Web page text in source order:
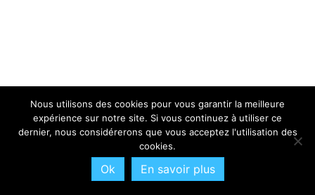
Nous utilisons des cookies pour vous garantir la meilleure
expérience sur notre site. Si vous continuez à utiliser ce
dernier, nous considérerons que vous acceptez l'utilisation des
cookies.
Ok En savoir plus